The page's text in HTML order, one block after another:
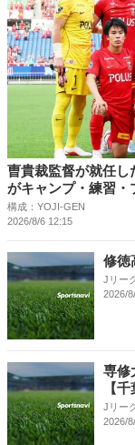
曺貴裁監督が就任
がキャンプ・練習・
構成：YOJI-GEN
2026/8/6 12:15
修徳
Jリー
2026/
専修
【千
Jリー
2026/